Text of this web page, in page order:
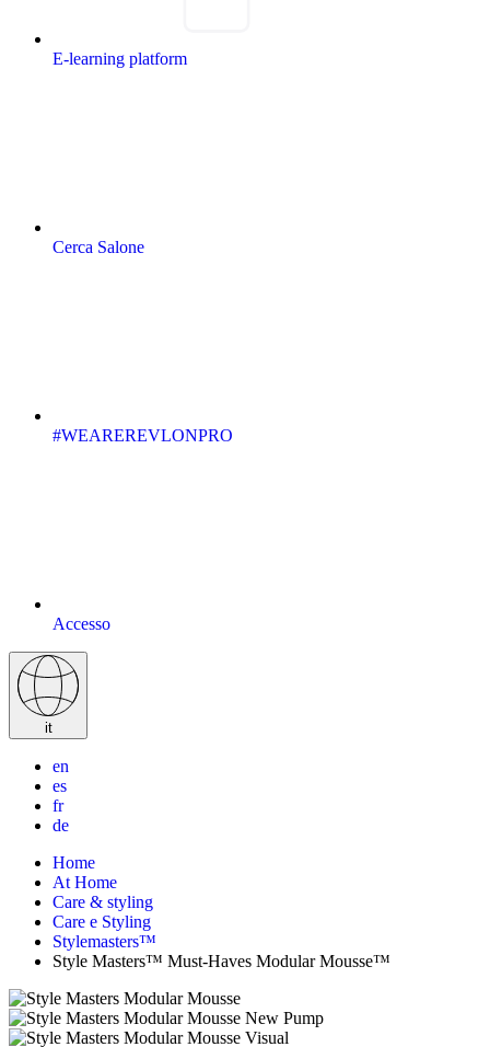
E-learning platform
Cerca Salone
#WEAREREVLONPRO
Accesso
it
en
es
fr
de
Home
At Home
Care & styling
Care e Styling
Stylemasters™
Style Masters™ Must-Haves Modular Mousse™